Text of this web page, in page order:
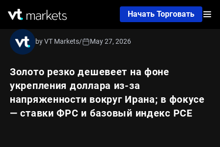
Начать Торговать
Золото резко дешевеет на фоне
укрепления доллара из‑за
напряженности вокруг Ирана; в фокусе
— ставки ФРС и базовый индекс PCE
by VT Markets/ May 27, 2026